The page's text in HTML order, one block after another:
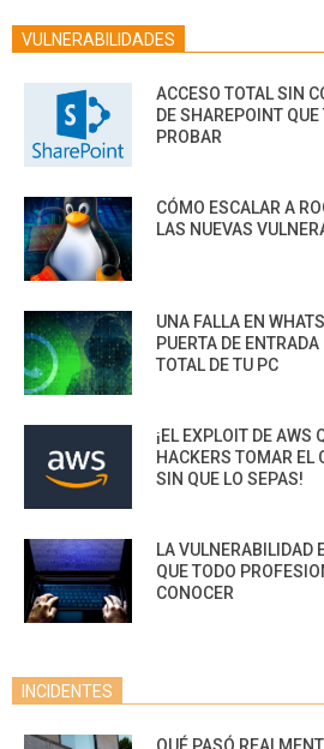
VULNERABILIDADES
ACCESO TOTAL SIN
DE SHAREPOINT
PROBAR
CÓMO ESCALAR A
LAS NUEVAS
UNA FALLA EN
PUERTA DE
TOTAL DE TU PC
¡EL EXPLOIT DE AWS
HACKERS TOMAR EL
SIN QUE LO SEPAS!
LA VULNERABILIDAD
QUE TODO
CONOCER
INCIDENTES